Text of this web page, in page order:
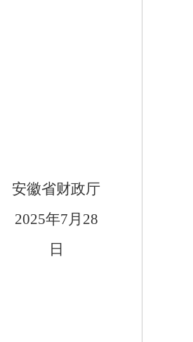
安徽省财政厅
2025年7月 28
日